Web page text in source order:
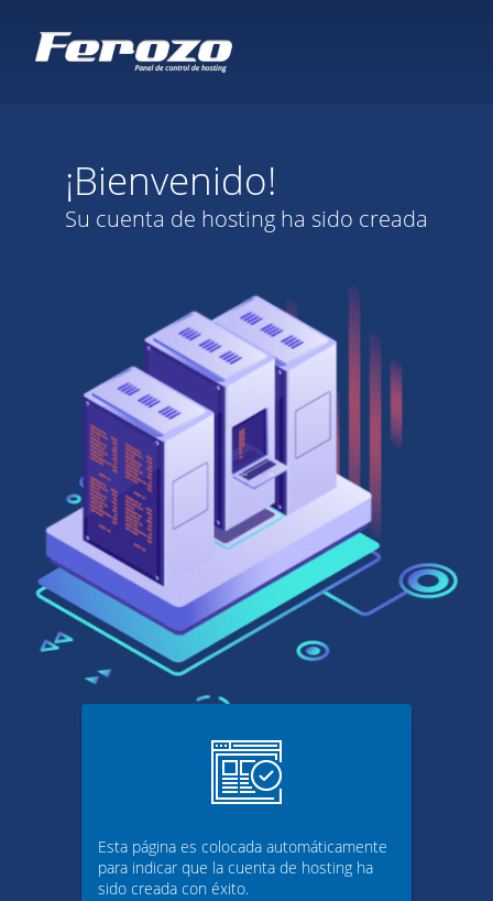
¡Bienvenido!
Su cuenta de hosting ha sido creada
Esta página es colocada automáticamente
para indicar que la cuenta de hosting ha
sido creada con éxito.